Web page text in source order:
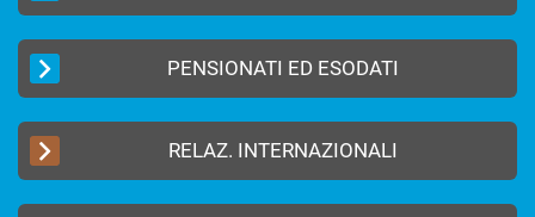
PENSIONATI ED ESODATI
RELAZ. INTERNAZIONALI